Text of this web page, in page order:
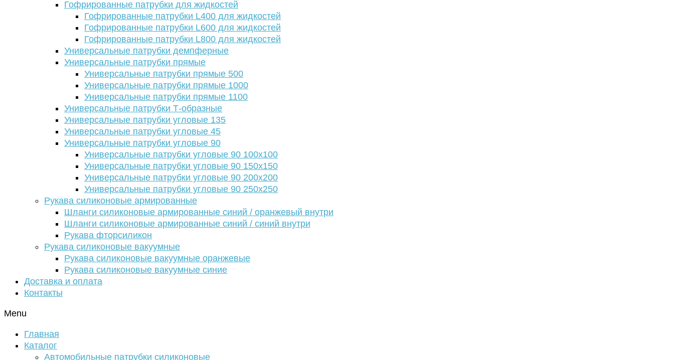
Гофрированные патрубки для жидкостей
Гофрированные патрубки L400 для жидкостей
Гофрированные патрубки L600 для жидкостей
Гофрированные патрубки L800 для жидкостей
Универсальные патрубки демпферные
Универсальные патрубки прямые
Универсальные патрубки прямые 500
Универсальные патрубки прямые 1000
Универсальные патрубки прямые 1100
Универсальные патрубки Т-образные
Универсальные патрубки угловые 135
Универсальные патрубки угловые 45
Универсальные патрубки угловые 90
Универсальные патрубки угловые 90 100х100
Универсальные патрубки угловые 90 150х150
Универсальные патрубки угловые 90 200х200
Универсальные патрубки угловые 90 250х250
Рукава силиконовые армированные
Шланги силиконовые армированные синий / оранжевый внутри
Шланги силиконовые армированные синий / синий внутри
Рукава фторсиликон
Рукава силиконовые вакуумные
Рукава силиконовые вакуумные оранжевые
Рукава силиконовые вакуумные синие
Доставка и оплата
Контакты
Menu
Главная
Каталог
Автомобильные патрубки силиконовые